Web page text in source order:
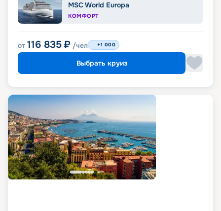
MSC World Europa
КОМФОРТ
от 116 835 ₽ /чел +1 000
Выбрать круиз